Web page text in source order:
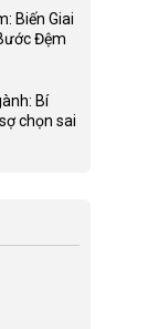
Biến Giai
Đệm
Bí
chọn sai